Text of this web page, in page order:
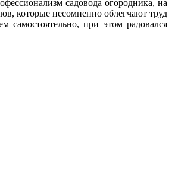
садовода огородника, на
которые несомненно облегчают труд
самостоятельно, при этом радовался